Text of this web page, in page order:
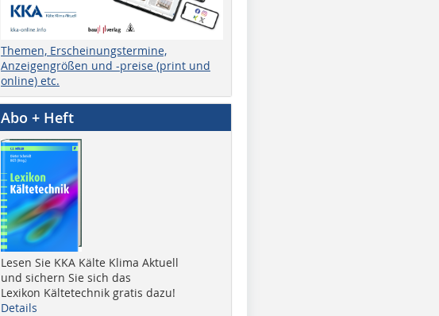
Themen, Erscheinungstermine,
Anzeigengrößen und -preise (print und
online) etc.
Abo + Heft
Lesen Sie KKA Kälte Klima Aktuell
und sichern Sie sich das
Lexikon Kältetechnik gratis dazu!
Details